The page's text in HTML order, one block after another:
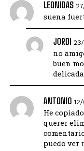
LEONIDAS
suena
JORDI 23/
no
buen
ANTONIO 12/
He
querer
puedo ver